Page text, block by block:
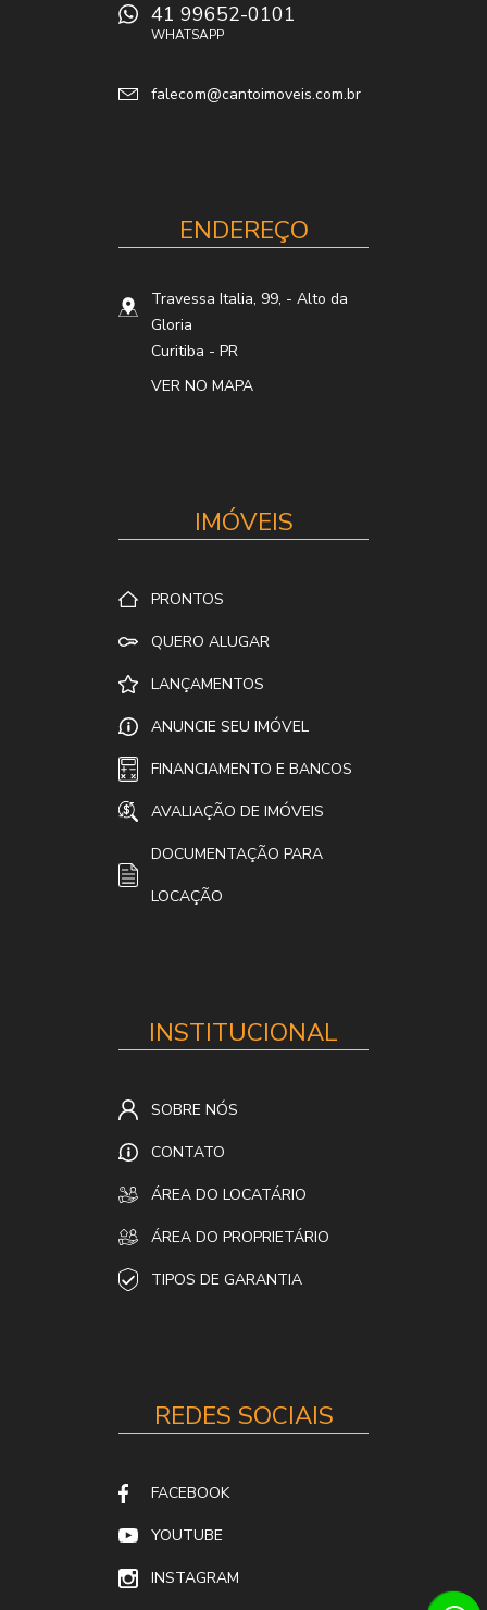
41 99652-0101
WHATSAPP
falecom@cantoimoveis.com.br
ENDEREÇO
Travessa Italia, 99, - Alto da
Gloria
Curitiba - PR
VER NO MAPA
IMÓVEIS
PRONTOS
QUERO ALUGAR
LANÇAMENTOS
ANUNCIE SEU IMÓVEL
FINANCIAMENTO E BANCOS
AVALIAÇÃO DE IMÓVEIS
DOCUMENTAÇÃO PARA
LOCAÇÃO
INSTITUCIONAL
SOBRE NÓS
CONTATO
ÁREA DO LOCATÁRIO
ÁREA DO PROPRIETÁRIO
TIPOS DE GARANTIA
REDES SOCIAIS
FACEBOOK
YOUTUBE
INSTAGRAM